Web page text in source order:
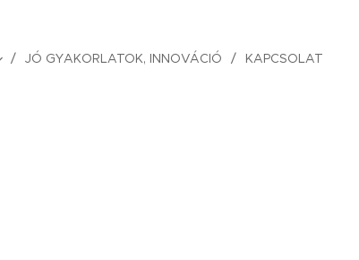
JÓ GYAKORLATOK, INNOVÁCIÓ KAPCSOLAT